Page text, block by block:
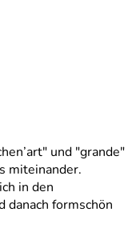
und "grande"
miteinander.
in den
formschön